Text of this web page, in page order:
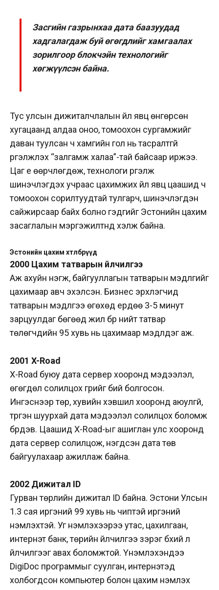
Засгийн газрынхаа дата баазуудад
хадгалагдаж буй өгөгдлийг хамгаалах
зорилгоор блокчэйн технологийг
хөгжүүлсэн байна.
Тус улсын дижиталчлалын үйл явц өнгөрсөн
хугацаанд алдаа оноо, томоохон сургамжийг
даван туулсан ч хамгийн гол нь тасралтгүй
үргэлжлэх “залгамж халаа”-тай байсаар иржээ.
Цаг үе өөрчлөгдөж, технологи үргэлж
шинэчлэгдэх учраас цахимжих үйл явц цаашид ч
томоохон сорилтуудтай тулгарч, шинэчлэгдэн
сайжирсаар байх болно гэдгийг Эстонийн цахим
засаглалын мэргэжилтнүүд хэлж байна.
Эстонийн цахим хөтөлбөрүүд
2000 Цахим татварын үйлчилгээ
Аж ахуйн нэгж, байгууллагын татварын мэдүүлгийг
цахимаар авч эхэлсэн. Бизнес эрхлэгчид
татварын мэдүүлгээ өгөхөд ердөө 3-5 минут
зарцуулдаг бөгөөд жил бүр нийт татвар
төлөгчдийн 95 хувь нь цахимаар мэдүүлдэг аж.
2001 X-Road
X-Road буюу дата сервер хооронд мэдээлэл,
өгөгдөл солилцох гүүрийг бий болгосон.
Ингэснээр төр, хувийн хэвшил хооронд аюулгүй,
түргэн шуурхай дата мэдээлэл солилцох боломж
бүрдэв. Цаашид X-Road-ыг ашиглан улс хооронд
дата сервер солилцож, нэгдсэн дата төв
байгуулахаар ажиллаж байна.
2002 Дижитал ID
Гурван төрлийн дижитал ID байна. Эстони Улсын
1.3 сая иргэний 99 хувь нь чиптэй иргэний
үнэмлэхтэй. Уг үнэмлэхээрээ утас, цахилгаан,
интернэт банк, төрийн үйлчилгээ зэрэг бүхий л
үйлчилгээг авах боломжтой. Үнэмлэхэндээ
DigiDoc программыг суулган, интернэтэд
холбогдсон компьютер болон цахим үнэмлэх